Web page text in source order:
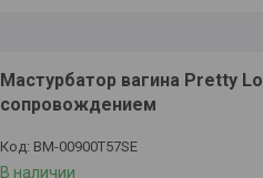
Мастурбатор вагина Pretty
сопровождением
BM-00900T57SE
В наличии